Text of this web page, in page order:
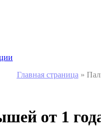
Главная страница »
от 1